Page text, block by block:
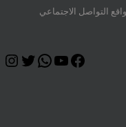
التواصل الاجتماعي
Facebook
YouTube
WhatsApp
Twitter